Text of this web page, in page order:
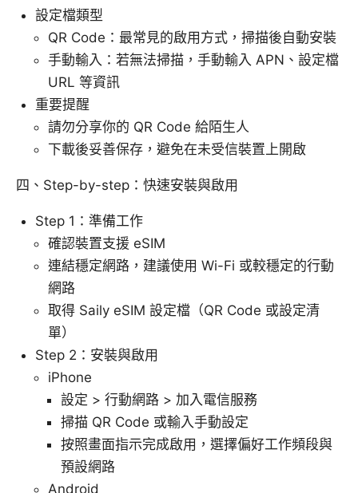
設定檔類型
QR Code：最常見的啟用方式，掃描後自動安裝
手動輸入：若無法掃描，手動輸入 APN、設定檔
URL 等資訊
重要提醒
請勿分享你的 QR Code 給陌生人
下載後妥善保存，避免在未受信裝置上開啟
四、Step-by-step：快速安裝與啟用
Step 1：準備工作
確認裝置支援 eSIM
連結穩定網路，建議使用 Wi-Fi 或較穩定的行動
網路
取得 Saily eSIM 設定檔（QR Code 或設定清
單）
Step 2：安裝與啟用
iPhone
設定 > 行動網路 > 加入電信服務
掃描 QR Code 或輸入手動設定
按照畫面指示完成啟用，選擇偏好工作頻段與
預設網路
Android